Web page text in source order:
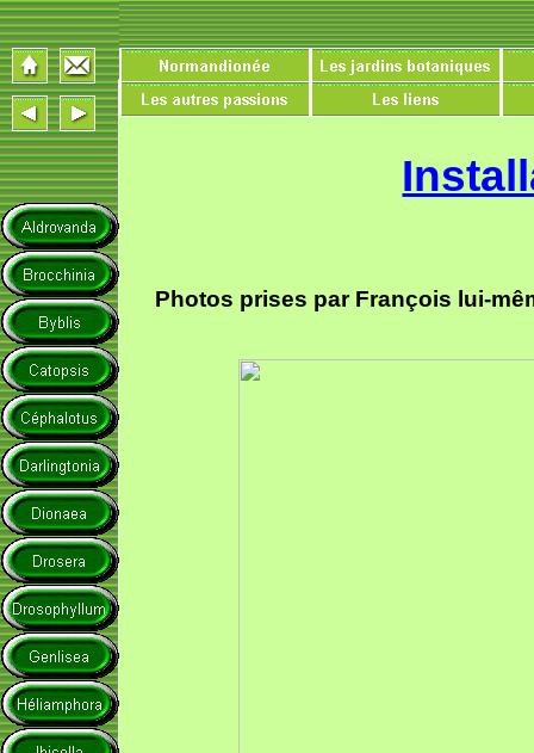
Photos prises par François lui-